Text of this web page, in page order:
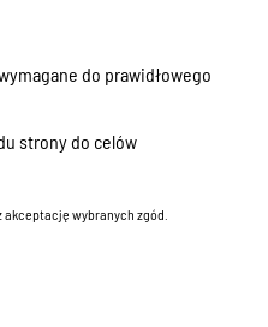
do prawidłowego
strony do celów
wybranych zgód.